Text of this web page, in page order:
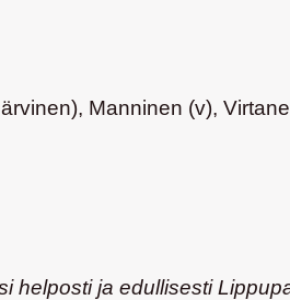
Manninen (v),
helposti ja edullisesti